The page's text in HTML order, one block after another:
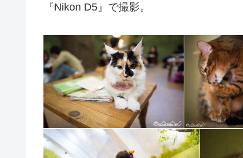
『Nikon D5』で撮影。